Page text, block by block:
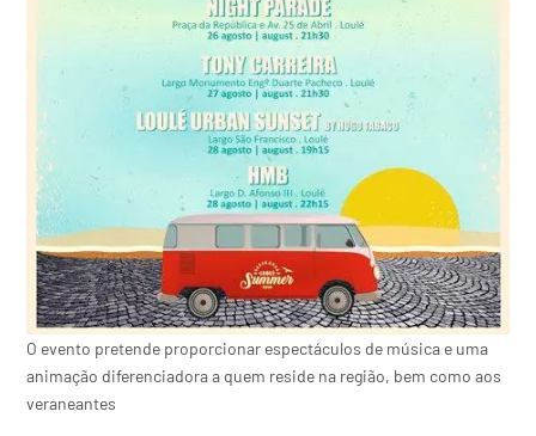
O evento pretende proporcionar espectáculos de música e uma
animação diferenciadora a quem reside na região, bem como aos
veraneantes